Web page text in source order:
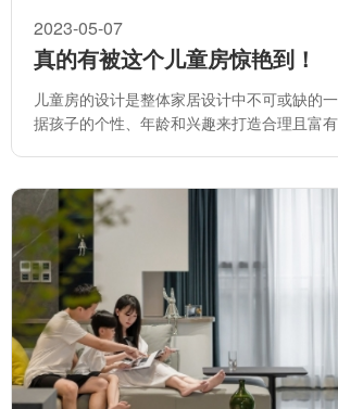
2023-05-07
真的有被这个儿童房惊艳到！
儿童房的设计是整体家居设计中不可或缺的
据孩子的个性、年龄和兴趣来打造合理且富